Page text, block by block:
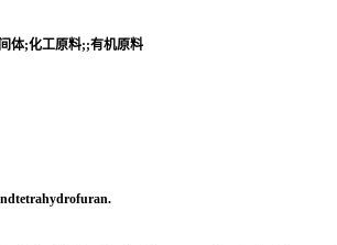
体;化工原料;;有机原料